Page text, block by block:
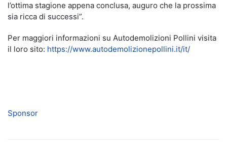
l’ottima stagione appena conclusa, auguro che la prossima
sia ricca di successi”.
Per maggiori informazioni su Autodemolizioni Pollini visita
il loro sito: https://www.autodemolizionepollini.it/it/
Sponsor